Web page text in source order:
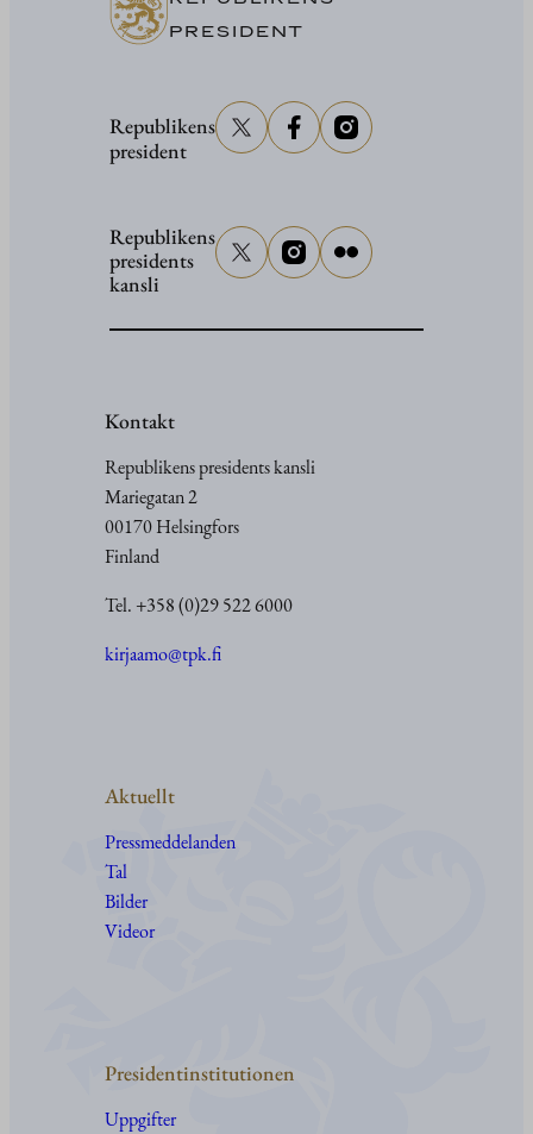
PRESIDENT
Republikens
president
Republikens
presidents
kansli
Kontakt
Republikens presidents kansli
Mariegatan 2
00170 Helsingfors
Finland
Tel. +358 (0)29 522 6000
kirjaamo@tpk.fi
Aktuellt
Pressmeddelanden
Tal
Bilder
Videor
Presidentinstitutionen
Uppgifter